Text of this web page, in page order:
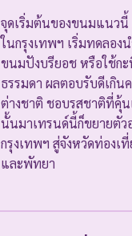
จุดเริ่มต้นของขนมแนวนี้
ในกรุงเทพฯ เริ่มทดลอง
ขนมปังบรียอช หรือใช้ก
ธรรมดา ผลตอบรับดีเกิน
ต่างชาติ ชอบรสชาติที่คุ้
นั้นมาเทรนด์นี้ก็ขยายตัวอ
กรุงเทพฯ สู่จังหวัดท่องเ
และพัทยา